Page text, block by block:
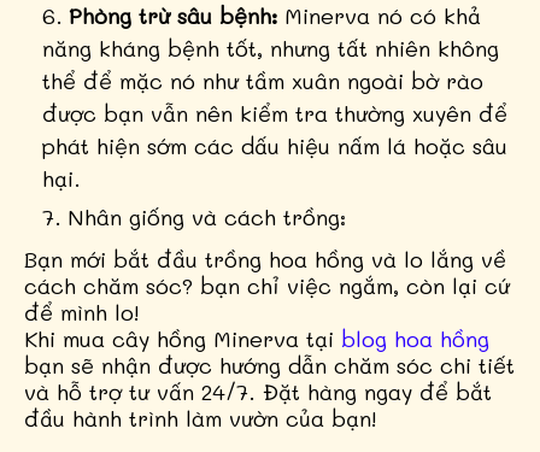
Phòng trừ sâu bệnh: Minerva nó có khả
năng kháng bệnh tốt, nhưng tất nhiên không
thể để mặc nó như tầm xuân ngoài bờ rào
được bạn vẫn nên kiểm tra thường xuyên để
phát hiện sớm các dấu hiệu nấm lá hoặc sâu
hại.
Nhân giống và cách trồng:
Bạn mới bắt đầu trồng hoa hồng và lo lắng về
cách chăm sóc? bạn chỉ việc ngắm, còn lại cứ
để mình lo!
Khi mua cây hồng Minerva tại blog hoa hồng
bạn sẽ nhận được hướng dẫn chăm sóc chi tiết
và hỗ trợ tư vấn 24/7. Đặt hàng ngay để bắt
đầu hành trình làm vườn của bạn!